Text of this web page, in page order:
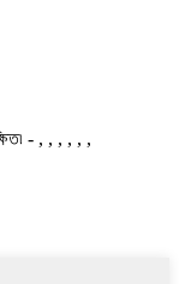
- , , , , , ,